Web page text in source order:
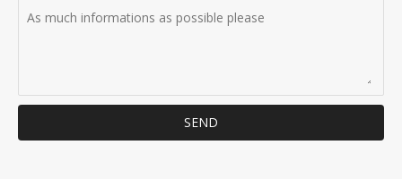
SEND